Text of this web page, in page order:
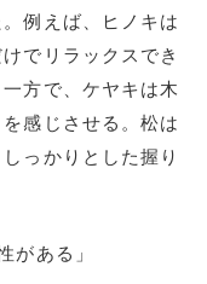
例えば、ヒノキは
でリラックスでき
方で、ケヤキは木
感じさせる。松は
っかりとした握り
がある」